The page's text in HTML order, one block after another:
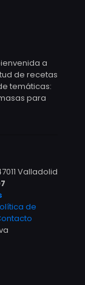
a
de recetas
temáticas:
para
Valladolid
de